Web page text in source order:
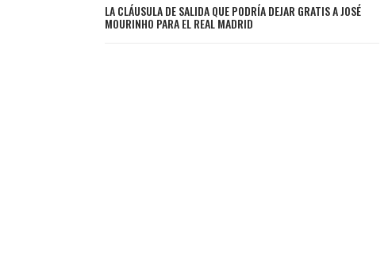
LA CLÁUSULA DE SALIDA QUE PODRÍA DEJAR GRATIS A JOSÉ
MOURINHO PARA EL REAL MADRID